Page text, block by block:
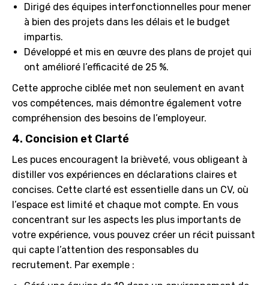
Dirigé des équipes interfonctionnelles pour mener
à bien des projets dans les délais et le budget
impartis.
Développé et mis en œuvre des plans de projet qui
ont amélioré l’efficacité de 25 %.
Cette approche ciblée met non seulement en avant
vos compétences, mais démontre également votre
compréhension des besoins de l’employeur.
4. Concision et Clarté
Les puces encouragent la brièveté, vous obligeant à
distiller vos expériences en déclarations claires et
concises. Cette clarté est essentielle dans un CV, où
l’espace est limité et chaque mot compte. En vous
concentrant sur les aspects les plus importants de
votre expérience, vous pouvez créer un récit puissant
qui capte l’attention des responsables du
recrutement. Par exemple :